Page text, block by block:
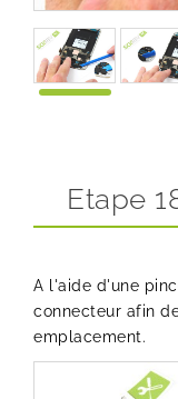
Etape
A l'aide d'une
connecteur afin
emplacement.